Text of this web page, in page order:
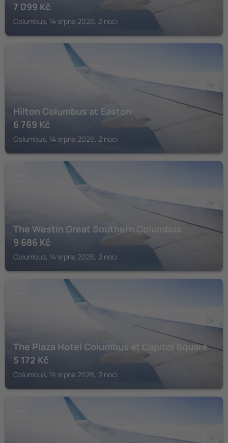
7 099 Kč
Columbus, 14 srpna 2026, 2 noci
Hilton Columbus at Easton
6 769 Kč
Columbus, 14 srpna 2026, 2 noci
The Westin Great Southern Columbus
9 686 Kč
Columbus, 14 srpna 2026, 2 noci
The Plaza Hotel Columbus at Capitol Square
5 172 Kč
Columbus, 14 srpna 2026, 2 noci